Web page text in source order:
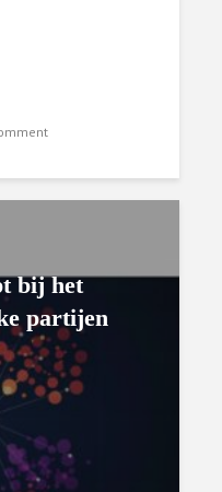
bij het
partijen